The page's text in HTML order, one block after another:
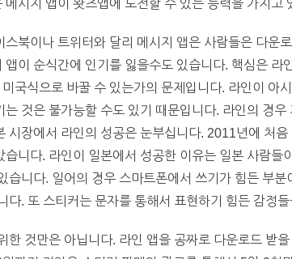
시지 앱이 왓츠앱에 도전할 수 있는 능력을 가지고
북이나 트위터와 달리 메시지 앱은 사람들은 다운
앱이 순식간에 인기를 잃을수도 있습니다. 핵심은
국식으로 바꿀 수 있는가의 문제입니다. 라인이 아
는 것은 불가능할 수도 있기 때문입니다. 라인의 경
시장에서 라인의 성공은 눈부십니다. 2011년에 처
습니다. 라인이 일본에서 성공한 이유는 일본 사람
습니다. 일어의 경우 스마트폰에서 쓰기가 힘든 부
다. 또 스티커는 문자를 통해서 표현하기 힘든 감정
한 것만은 아닙니다. 라인 앱을 공짜로 다운로드 받